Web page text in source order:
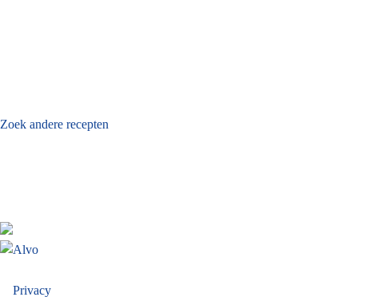
Zoek andere recepten
Privacy